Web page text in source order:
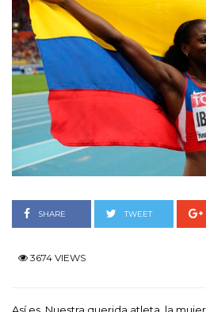
SHARE TWEET
3674 VIEWS
Así es. Nuestra querida atleta, la